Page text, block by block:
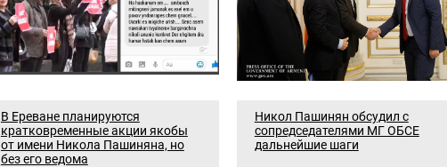
В Ереване планируются
кратковременные акции якобы
от имени Никола Пашиняна, но
без его ведома
Никол Пашинян обсудил с
сопредседателями МГ ОБСЕ
дальнейшие шаги